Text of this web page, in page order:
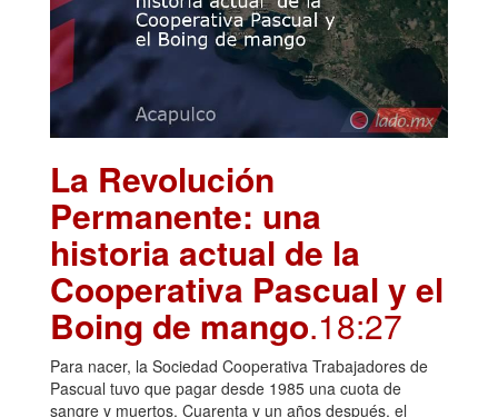
La Revolución
Permanente: una
historia actual de la
Cooperativa Pascual y el
Boing de mango.18:27
Para nacer, la Sociedad Cooperativa Trabajadores de
Pascual tuvo que pagar desde 1985 una cuota de
sangre y muertos. Cuarenta y un años después, el